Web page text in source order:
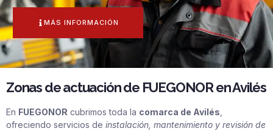
MÁS INFORMACIÓN
Zonas de actuación de FUEGONOR en Avilés
En FUEGONOR cubrimos toda la comarca de Avilés
ofreciendo servicios de instalación, mantenimiento y revisión de